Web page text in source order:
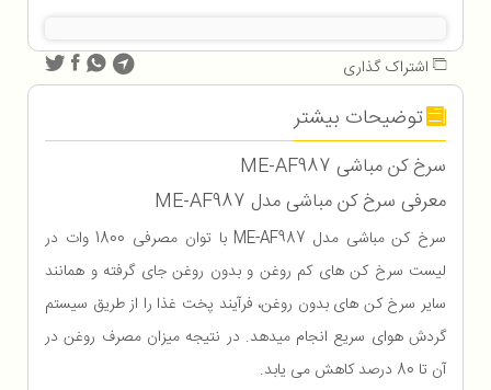
اشتراک گذاری
توضیحات بیشتر
سرخ کن مباشی ME-AF987
معرفی سرخ کن مباشی مدل ME-AF987
سرخ کن مباشی مدل ME-AF987 با توان مصرفی 1800 وات در
لیست سرخ کن های کم روغن و بدون روغن جای گرفته و همانند
سایر سرخ کن های بدون روغن، فرآیند پخت غذا را از طریق سیستم
گردش هوای سریع انجام میدهد. در نتیجه میزان مصرف روغن در
آن تا 80 درصد کاهش می یابد.